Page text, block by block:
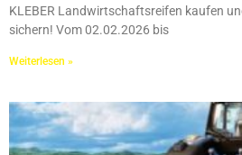
KLEBER Landwirtschaftsreifen kaufen
sichern! Vom 02.02.2026 bis
Weiterlesen »